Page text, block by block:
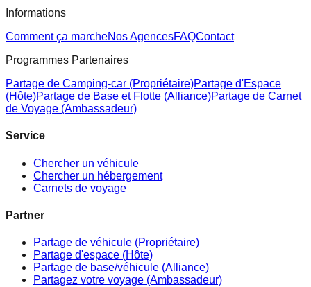
Informations
Comment ça marcheNos AgencesFAQContact
Programmes Partenaires
Partage de Camping-car (Propriétaire)Partage d'Espace
(Hôte)Partage de Base et Flotte (Alliance)Partage de Carnet
de Voyage (Ambassadeur)
Service
Chercher un véhicule
Chercher un hébergement
Carnets de voyage
Partner
Partage de véhicule (Propriétaire)
Partage d'espace (Hôte)
Partage de base/véhicule (Alliance)
Partagez votre voyage (Ambassadeur)